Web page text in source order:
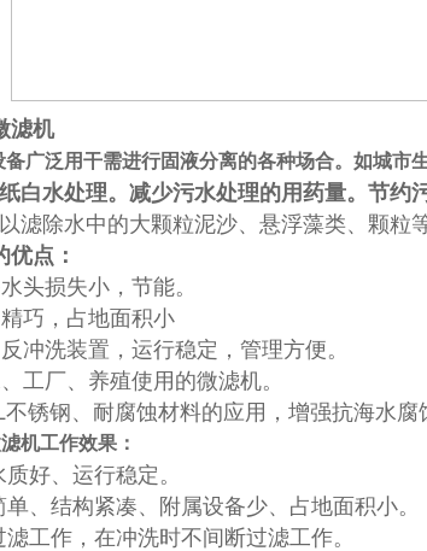
滤机
备广泛用干需进行固液分离的各种场合。如城市
白水处理。减少污水处理的用药量。节约
滤除水中的大颗粒泥沙、悬浮藻类、颗粒
优点：
头损失小，节能。
巧，占地面积小
冲洗装置，运行稳定，管理方便。
工厂、养殖使用的微滤机。
锈钢、耐腐蚀材料的应用，增强抗海水腐
机工作效果 ：
好、运行稳定。
、结构紧凑、附属设备少、占地面积小。
工作，在冲洗时不间断过滤工作。